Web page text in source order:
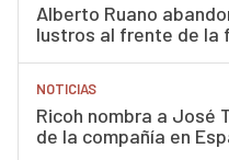
Alberto Ruano
lustros al frente de la
NOTICIAS
Ricoh nombra a José
de la compañía en